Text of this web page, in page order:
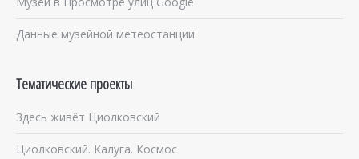
Данные музейной метеостанции
Тематические проекты
Здесь живёт Циолковский
Циолковский. Калуга. Космос